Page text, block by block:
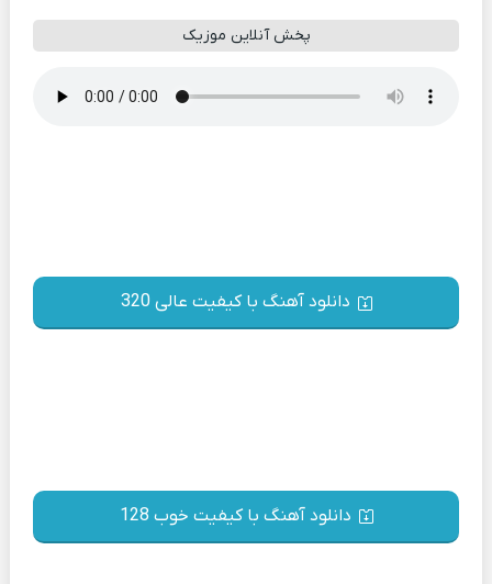
پخش آنلاین موزیک
دانلود آهنگ با کیفیت عالی 320
دانلود آهنگ با کیفیت خوب 128